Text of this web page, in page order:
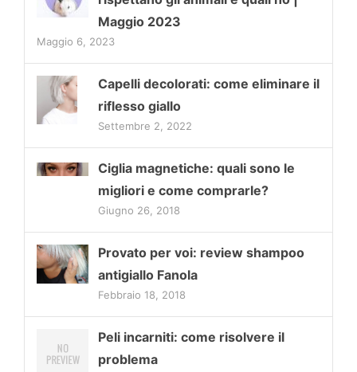
Maggio 2023
Maggio 6, 2023
Capelli decolorati: come eliminare il
riflesso giallo
Settembre 2, 2022
Ciglia magnetiche: quali sono le
migliori e come comprarle?
Giugno 26, 2018
Provato per voi: review shampoo
antigiallo Fanola
Febbraio 18, 2018
Peli incarniti: come risolvere il
problema